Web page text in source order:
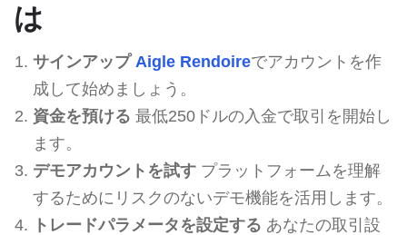
は
サインアップ Aigle Rendoireでアカウントを作
成して始めましょう。
資金を預ける 最低250ドルの入金で取引を開始し
ます。
デモアカウントを試すプラットフォームを理解
するためにリスクのないデモ機能を活用します。
トレードパラメータを設定する あなたの取引設